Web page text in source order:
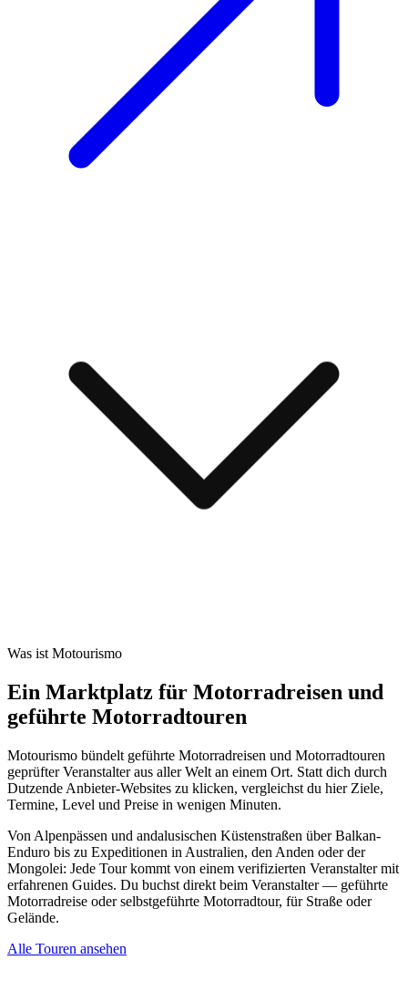
Was ist Motourismo
Ein Marktplatz für Motorradreisen und
geführte Motorradtouren
Motourismo bündelt geführte Motorradreisen und Motorradtouren
geprüfter Veranstalter aus aller Welt an einem Ort. Statt dich durch
Dutzende Anbieter-Websites zu klicken, vergleichst du hier Ziele,
Termine, Level und Preise in wenigen Minuten.
Von Alpenpässen und andalusischen Küstenstraßen über Balkan-
Enduro bis zu Expeditionen in Australien, den Anden oder der
Mongolei: Jede Tour kommt von einem verifizierten Veranstalter mit
erfahrenen Guides. Du buchst direkt beim Veranstalter — geführte
Motorradreise oder selbstgeführte Motorradtour, für Straße oder
Gelände.
Alle Touren ansehen